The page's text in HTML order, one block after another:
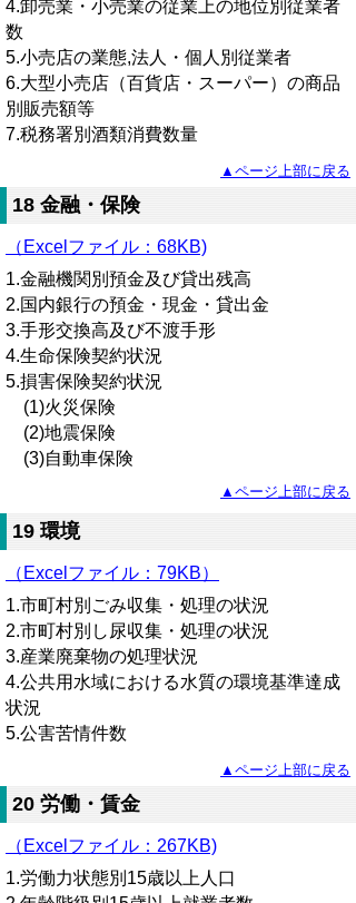
4.卸売業・小売業の従業上の地位別従業者
数
5.小売店の業態,法人・個人別従業者
6.大型小売店（百貨店・スーパー）の商品
別販売額等
7.税務署別酒類消費数量
▲ページ上部に戻る
18 金融・保険
（Excelファイル：68KB)
1.金融機関別預金及び貸出残高
2.国内銀行の預金・現金・貸出金
3.手形交換高及び不渡手形
4.生命保険契約状況
5.損害保険契約状況
(1)火災保険
(2)地震保険
(3)自動車保険
▲ページ上部に戻る
19 環境
（Excelファイル：79KB）
1.市町村別ごみ収集・処理の状況
2.市町村別し尿収集・処理の状況
3.産業廃棄物の処理状況
4.公共用水域における水質の環境基準達成
状況
5.公害苦情件数
▲ページ上部に戻る
20 労働・賃金
（Excelファイル：267KB)
1.労働力状態別15歳以上人口